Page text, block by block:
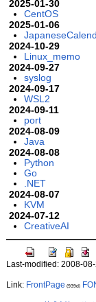
2025-01-30
CentOS
2025-01-06
2024-10-29
Linux_memo
2024-09-27
syslog
2024-09-17
WSL2
2024-09-11
port
2024-08-09
Java
2024-08-08
Python
Go
.NET
2024-08-07
KVM
2024-07-12
CreativeAI
Last-modified: 2008-
Link: FrontPage (939d)